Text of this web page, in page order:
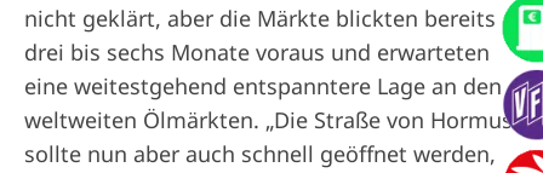
nicht geklärt, aber die Märkte blickten bereits
drei bis sechs Monate voraus und erwarteten
eine weitestgehend entspanntere Lage an den
weltweiten Ölmärkten. „Die Straße von Hormus
sollte nun aber auch schnell geöffnet werden,